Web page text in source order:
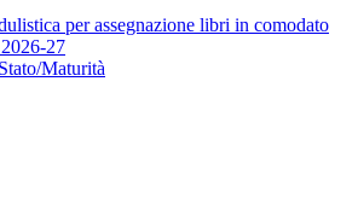
per assegnazione libri in comodato
27
Maturità